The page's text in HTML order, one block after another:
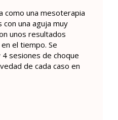
como una mesoterapia
con una aguja muy
unos resultados
el tiempo. Se
sesiones de choque
de cada caso en